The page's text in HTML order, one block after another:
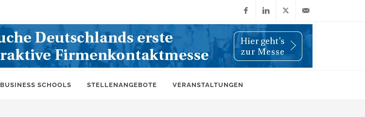
FacebookLinkedIn
X
(Twitter)
info@wiwi-
BUSINESS SCHOOLS STELLENANGEBOTE VERANSTALTUNGEN